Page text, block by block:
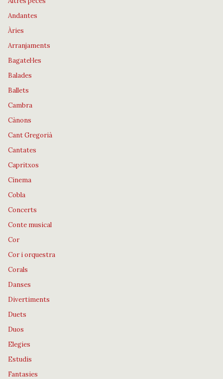
Andantes
Àries
Arranjaments
Bagatel·les
Balades
Ballets
Cambra
Cànons
Cant Gregorià
Cantates
Capritxos
Cinema
Cobla
Concerts
Conte musical
Cor
Cor i orquestra
Corals
Danses
Divertiments
Duets
Duos
Elegies
Estudis
Fantasies